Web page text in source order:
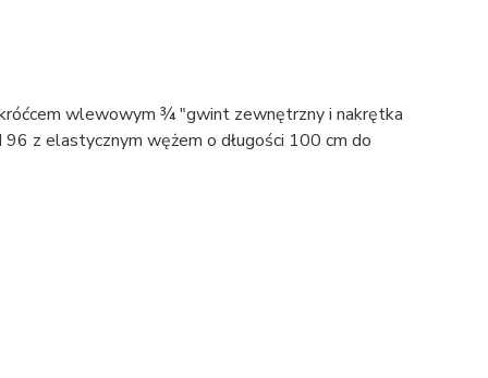
wlewowym ¾ "gwint zewnętrzny i nakrętka
z elastycznym wężem o długości 100 cm do